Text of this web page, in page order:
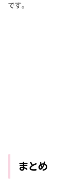
です。
まとめ